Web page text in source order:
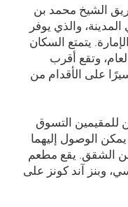
الشيخ محمد بن
والذي يوفر
يتمتع السكان
وتقع أقرب
على بعد 5 دقائق سيرًا على الأقدام من
للمقيمين التسوق
الوصول إليهما
الشقق. يقع مطعم
وبنز آند كونز على